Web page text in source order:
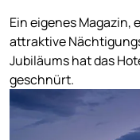
Ein eigenes Magazin,
attraktive
Jubiläums hat das
geschnürt.